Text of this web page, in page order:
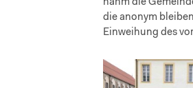
nahm die
die anonym
Einweihung des